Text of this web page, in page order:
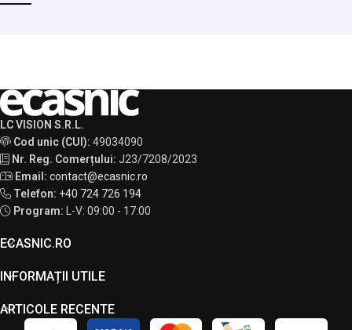
LC VISION S.R.L.
Cod unic (CUI): 49034090
Nr. Reg. Comerțului: J23/7208/2023
Email: contact@ecasnic.ro
Telefon: +40 724 726 194
Program:
L-V: 09:00 - 17:00
ECASNIC.RO
INFORMAȚII UTILE
ARTICOLE RECENTE